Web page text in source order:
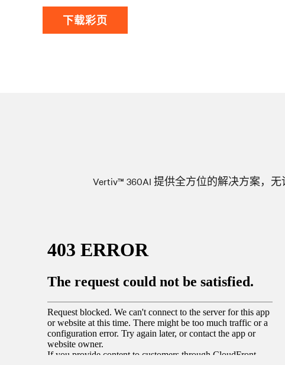
下载彩页
Vertiv™ 360AI 提供全方位的解决方案，